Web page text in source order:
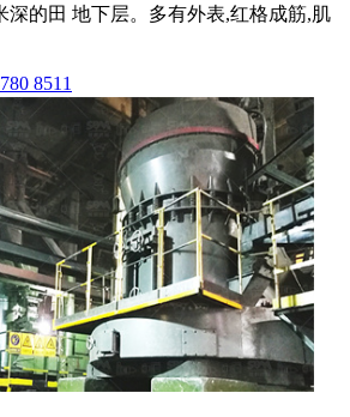
深的田 地下层。多有外表,红格成筋,肌
8511